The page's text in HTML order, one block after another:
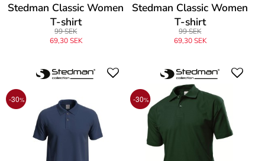
Stedman Classic Women
T-shirt
99 SEK
69,30 SEK
Stedman Classic Women
T-shirt
99 SEK
69,30 SEK
-30% -30%